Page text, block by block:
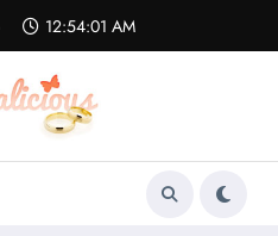
12:54:02 AM